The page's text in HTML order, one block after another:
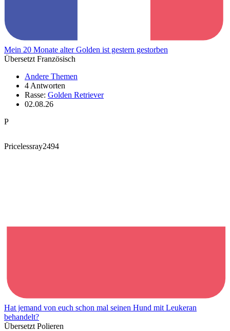
Mein 20 Monate alter Golden ist gestern gestorben
Übersetzt Französisch
Andere Themen
4 Antworten
Rasse: Golden Retriever
02.08.26
P
Pricelessray2494
Hat jemand von euch schon mal seinen Hund mit Leukeran
behandelt?
Übersetzt Polieren